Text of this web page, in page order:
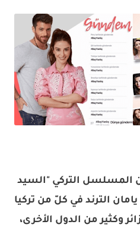
المسلسل التركي "السيد
الترند في كلّ من تركيا
وكثير من الدول الأخرى،